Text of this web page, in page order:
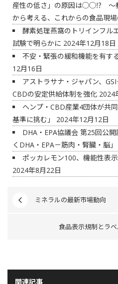
産性の低さ」の原因は◯◯⁉ ～
から考える、これからの食品現
酵素処理燕窩のトリインフル
試験で明らかに 2024年12月18日
不安・緊張の緩和機能を有す
12月16日
アストラサナ・ジャパン、
CBDの安定供給体制を強化 2024
ヘンプ・CBD産業4団体が共
基準に挑む」
2024年12月12日
DHA・EPA協議会 第25回公
くDHA・EPA－筋肉・腎臓・脳」
ポッカレモン100、機能性表
2024年8月22日
ミネラルの最新市場動向
食品表示規制とラ
関連記事